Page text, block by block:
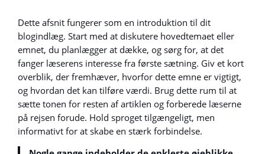
Dette afsnit fungerer som en introduktion til dit
blogindlæg. Start med at diskutere hovedtemaet eller
emnet, du planlægger at dække, og sørg for, at det
fanger læserens interesse fra første sætning. Giv et kort
overblik, der fremhæver, hvorfor dette emne er vigtigt,
og hvordan det kan tilføre værdi. Brug dette rum til at
sætte tonen for resten af artiklen og forberede læserne
på rejsen forude. Hold sproget tilgængeligt, men
informativt for at skabe en stærk forbindelse.